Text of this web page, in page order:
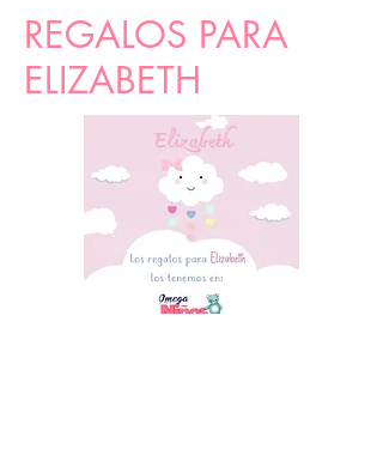
REGALOS PARA
ELIZABETH